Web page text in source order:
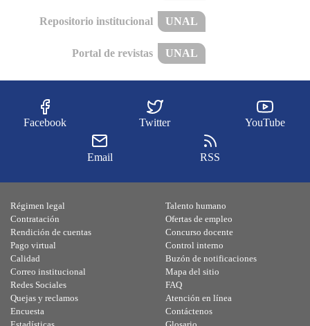
Repositorio institucional UNAL
Portal de revistas UNAL
Facebook Twitter YouTube
Email RSS
Régimen legal
Contratación
Rendición de cuentas
Pago virtual
Calidad
Talento humano
Ofertas de empleo
Concurso docente
Control interno
Buzón de notificaciones
Correo institucional
Redes Sociales
Quejas y reclamos
Encuesta
Mapa del sitio
FAQ
Atención en línea
Contáctenos